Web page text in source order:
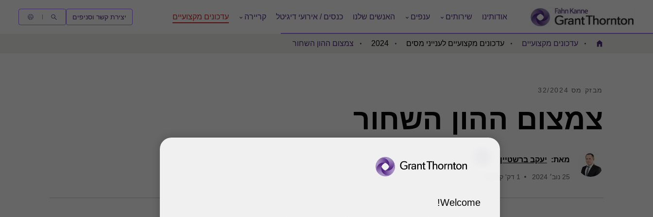
אודותינו שירותים ענפים האנשים שלנו כנסים / אירועי דיגיטל קריירה עדכונים מקצועיים יצירת קשר וסניפים
Home
עדכונים מקצועיים עדכונים מקצועיים לענייני מסים 2024 צמצום ההון השחור
צמצום ההון השחור
מבזק מס 32/2024
מאת: יעקב ברשטיין
25 נוב׳ 2024 1 דק' קריאה
Welcome!